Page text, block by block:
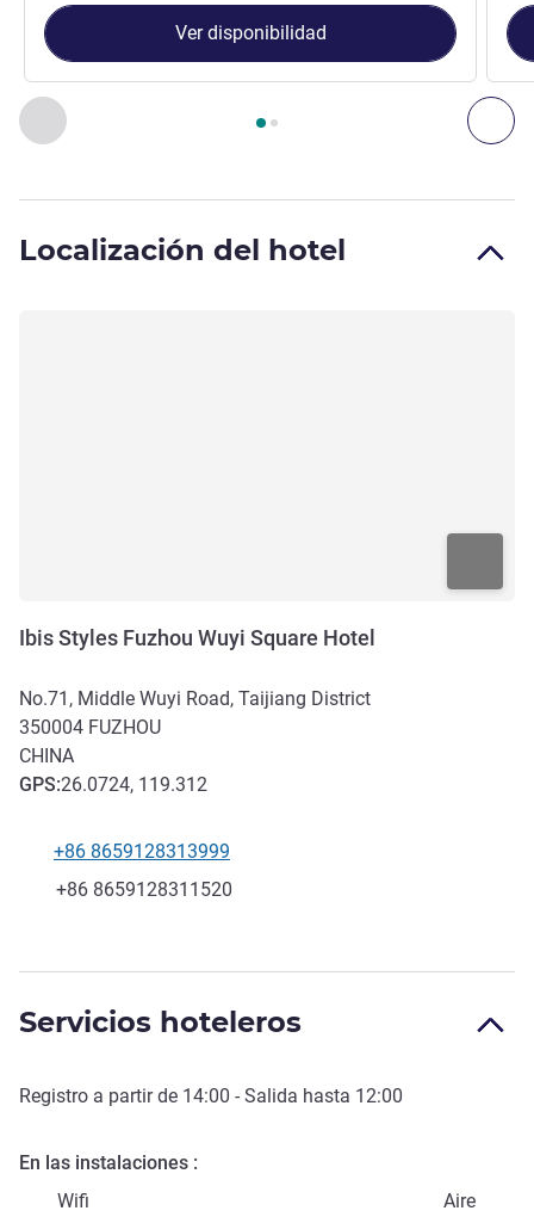
Anterior - Habitación
Página , Habitación 1 : Business Double Room ,
Ver disponibilidad
Localización del hotel
Ibis Styles Fuzhou Wuyi Square Hotel
No.71, Middle Wuyi Road, Taijiang District
350004 FUZHOU
CHINA
GPS:26.0724, 119.312
Teléfono
+86 8659128313999
Fax
+86 8659128311520
Servicios hoteleros
Registro a partir de 14:00 - Salida hasta 12:00
En las instalaciones
Wifi
Aire